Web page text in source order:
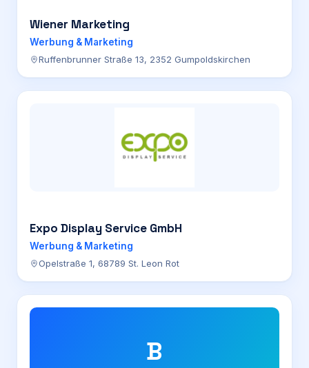
Wiener Marketing
Werbung & Marketing
Ruffenbrunner Straße 13, 2352 Gumpoldskirchen
Expo Display Service GmbH
Werbung & Marketing
Opelstraße 1, 68789 St. Leon Rot
B